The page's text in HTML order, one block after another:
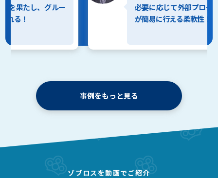
苦しんでいる「誰か」を
楽にしてあげて欲しいと願います。”
（株式会社アコーディア・ゴルフ 様）
“xoBlosが無ければ、
経営陣が求める会社の変化スピードに
業務改革が追い付くことは難しかった”
（株式会社さんわコーポレーション 様）
必要に応じて外部プログラムの呼び出し
が簡易に行える柔軟性！
事例をもっと見る
ゾブロスを動画でご紹介